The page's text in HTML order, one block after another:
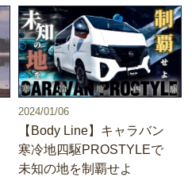
2024/01/06
【Body Line】キャラバン
寒冷地四駆PROSTYLEで
未知の地を制覇せよ